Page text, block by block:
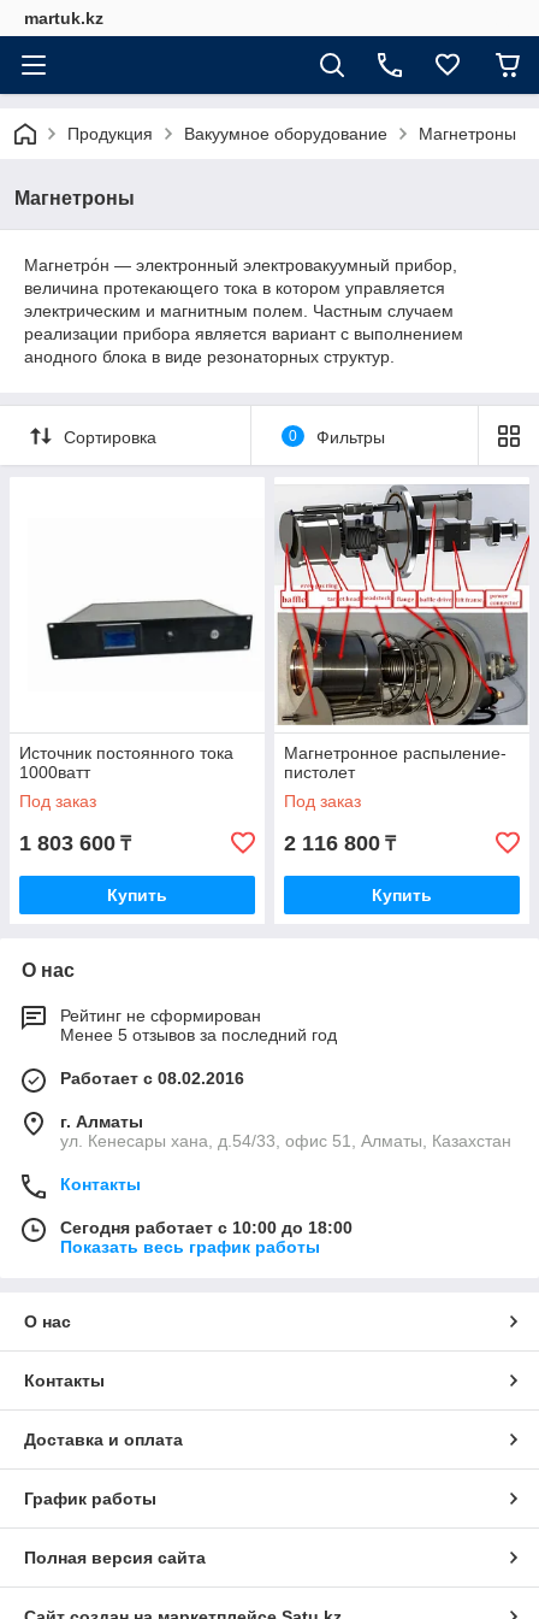
martuk.kz
Продукция Вакуумное оборудование Магнетроны
Магнетроны
Магнетро́н — электронный электровакуумный прибор,
величина протекающего тока в котором управляется
электрическим и магнитным полем. Частным случаем
реализации прибора является вариант с выполнением
анодного блока в виде резонаторных структур.
Сортировка 0 Фильтры
Источник постоянного тока
1000ватт
Под заказ
1 803 600 ₸
Купить
Магнетронное распыление-
пистолет
Под заказ
2 116 800 ₸
Купить
О нас
Рейтинг не сформирован
Менее 5 отзывов за последний год
Работает с 08.02.2016
г. Алматы
ул. Кенесары хана, д.54/33, офис 51, Алматы, Казахстан
Контакты
Сегодня работает с 10:00 до 18:00
Показать весь график работы
О нас
Контакты
Доставка и оплата
График работы
Полная версия сайта